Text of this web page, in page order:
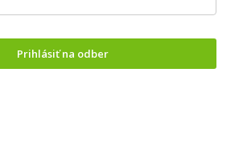
Prihlásiť na odber